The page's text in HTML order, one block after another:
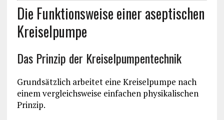
Die Funktionsweise einer aseptischen
Kreiselpumpe
Das Prinzip der Kreiselpumpentechnik
Grundsätzlich arbeitet eine Kreiselpumpe nach
einem vergleichsweise einfachen physikalischen
Prinzip.